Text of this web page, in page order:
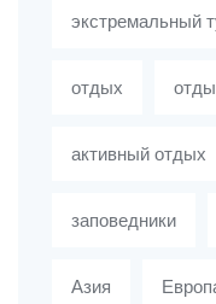
экстремальный
отдых
активный отдых
заповедники
Азия